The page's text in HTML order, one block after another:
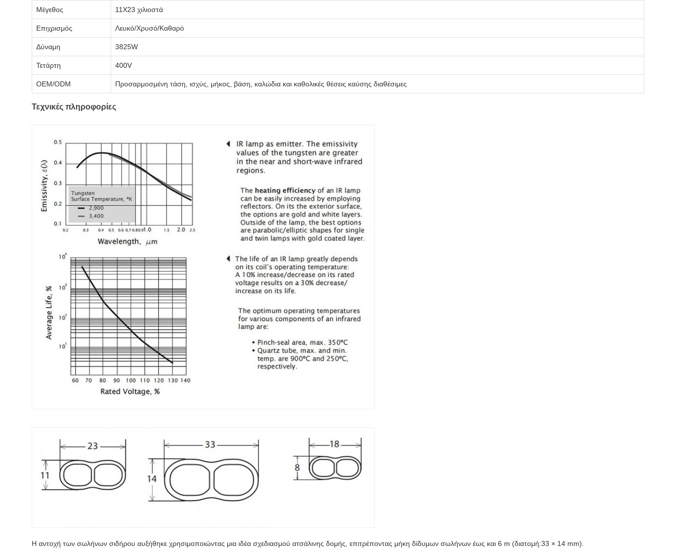
Μέγεθος 11X23 χιλιοστά
Επιχρισμός Λευκό/Χρυσό/Καθαρό
Δύναμη 3825W
Τετάρτη 400V
OEM/ODM Προσαρμοσμένη τάση, ισχύς, μήκος, βάση, καλώδια και καθολικές θέσεις καύσης διαθέσιμες
Τεχνικές πληροφορίες
Η αντοχή των σωλήνων σιδήρου αυξήθηκε χρησιμοποιώντας μια ιδέα σχεδιασμού ατσάλινης δομής, επιτρέποντας μήκη δίδυμων σωλήνων έως και 6 m (διατομή:33 × 14 mm).